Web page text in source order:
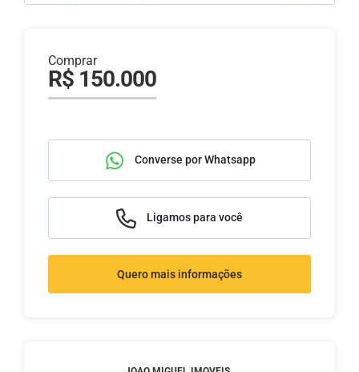
Comprar
R$ 150.000
Converse por Whatsapp
Ligamos para você
Quero mais informações